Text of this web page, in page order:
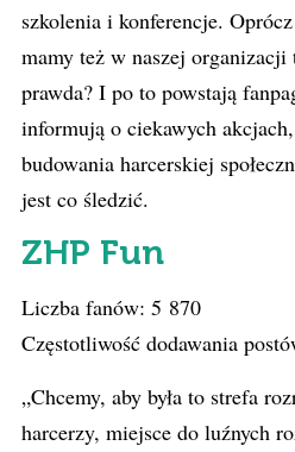
szkolenia i konferencje.
mamy też w naszej organizacji
prawda? I po to powstają
informują o ciekawych
budowania harcerskiej
jest co śledzić.
ZHP Fun
Liczba fanów: 5 870
Częstotliwość dodawania
„Chcemy, aby była to strefa
harcerzy, miejsce do luźnych